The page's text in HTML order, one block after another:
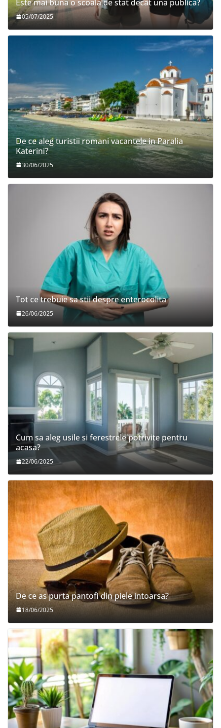
Este mai buna o scoala de stat decat una publica?
05/07/2025
De ce aleg turistii romani vacantele in Paralia
Katerini?
30/06/2025
Tot ce trebuie sa stii despre enterocolita
26/06/2025
Cum sa aleg usile si ferestrele potrivite pentru
acasa?
22/06/2025
De ce as purta pantofi din piele intoarsa?
18/06/2025